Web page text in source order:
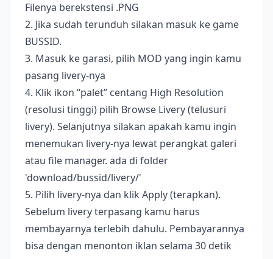
Filenya berekstensi .PNG
2. Jika sudah terunduh silakan masuk ke game
BUSSID.
3. Masuk ke garasi, pilih MOD yang ingin kamu
pasang livery-nya
4. Klik ikon “palet” centang High Resolution
(resolusi tinggi) pilih Browse Livery (telusuri
livery). Selanjutnya silakan apakah kamu ingin
menemukan livery-nya lewat perangkat galeri
atau file manager. ada di folder
'download/bussid/livery/'
5. Pilih livery-nya dan klik Apply (terapkan).
Sebelum livery terpasang kamu harus
membayarnya terlebih dahulu. Pembayarannya
bisa dengan menonton iklan selama 30 detik